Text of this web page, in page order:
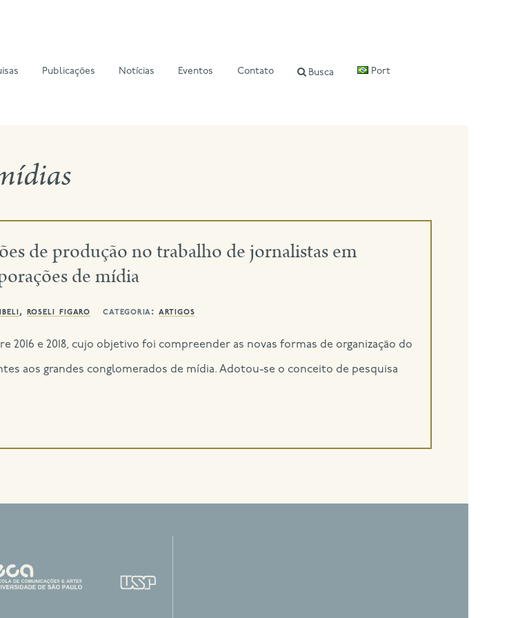
Publicações Notícias Eventos Contato Busca Port
de produção no trabalho de jornalistas em
de mídia
, roseli figaro categoria: artigos
2016 e 2018, cujo objetivo foi compreender as novas formas de organização do
aos grandes conglomerados de mídia. Adotou-se o conceito de pesquisa